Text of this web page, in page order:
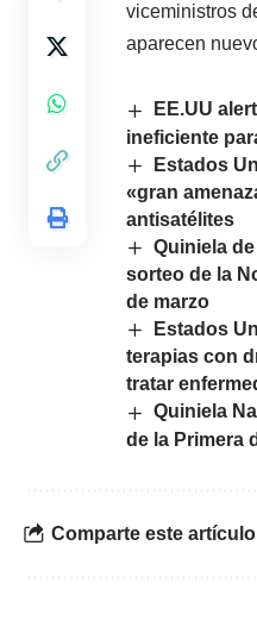
viceministros
aparecen
EE.UU
ineficiente
Estados
«gran
antisatélites
Quiniela
sorteo de la
de marzo
Estados
terapias con
tratar
Quiniela
de la Primera
Comparte este artículo